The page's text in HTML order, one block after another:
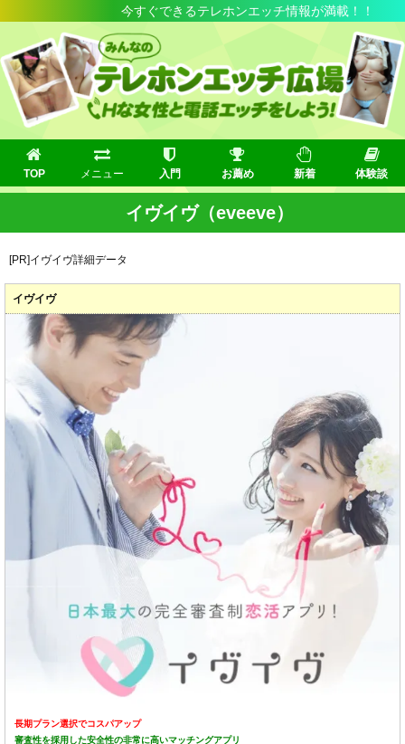
今すぐできるテレホンエッチ情報が満載！！
TOP メニュー 入門 お薦め 新着 体験談
イヴイヴ（eveeve）
[PR]イヴイヴ詳細データ
イヴイヴ
長期プラン選択でコスパアップ
審査性を採用した安全性の非常に高いマッチングアプリ